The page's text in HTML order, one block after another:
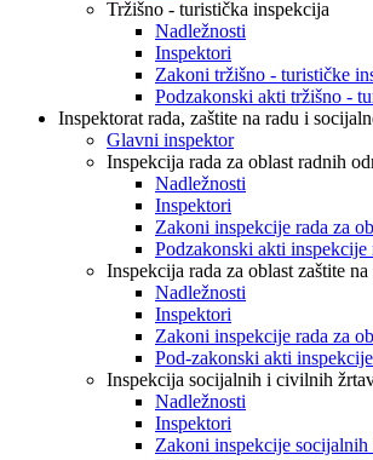
Tržišno - turistička inspekcija
Nadležnosti
Inspektori
Zakoni tržišno - turističke
Podzakonski akti tržišno -
Inspektorat rada, zaštite na radu i
Glavni inspektor
Inspekcija rada za oblast radnih
Nadležnosti
Inspektori
Zakoni inspekcije rada za
Podzakonski akti inspekcije
Inspekcija rada za oblast zaštite na
Nadležnosti
Inspektori
Zakoni inspekcije rada za
Pod-zakonski akti
Inspekcija socijalnih i civilnih
Nadležnosti
Inspektori
Zakoni inspekcije